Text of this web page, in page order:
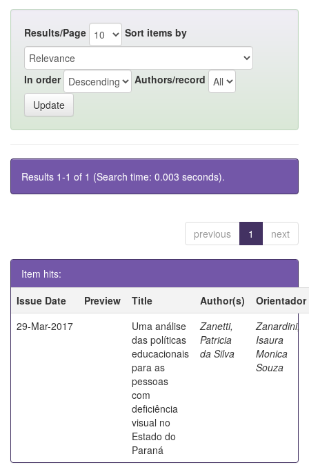
Results/Page Sort items by
In order Authors/record
Results 1-1 of 1 (Search time: 0.003 seconds).
previous 1 next
Item hits:
Issue Date
Preview Title Author(s)
Orientador
29-Mar-2017
Uma análise
das políticas
educacionais
para as
pessoas
com
deficiência
visual no
Estado do
Paraná
Zanetti,
Patricia
da Silva
Zanardini,
Isaura
Monica
Souza